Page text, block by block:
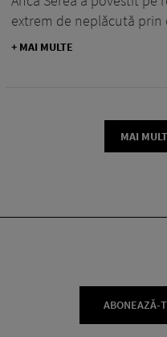
extrem de neplăcută prin
+ MAI MULTE
MAI
ABONEAZĂ-